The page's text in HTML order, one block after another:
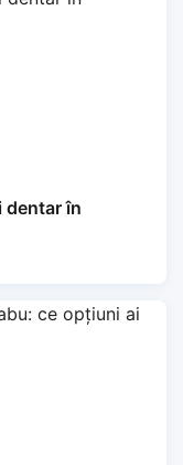
dentar în